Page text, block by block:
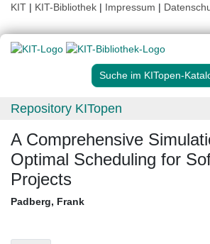
KIT | KIT-Bibliothek | Impressum |
Suche im KITopen-
Repository KITopen
A Comprehensive
Optimal Scheduling for
Projects
Padberg, Frank